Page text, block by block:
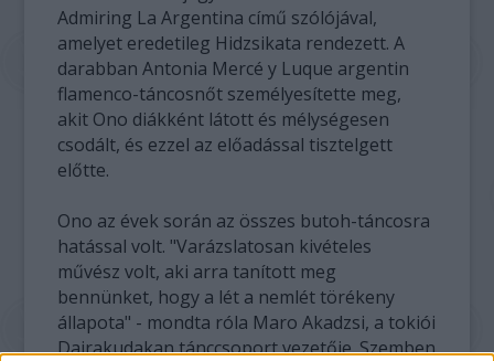
Admiring La Argentina című szólójával,
amelyet eredetileg Hidzsikata rendezett. A
darabban Antonia Mercé y Luque argentin
flamenco-táncosnőt személyesítette meg,
akit Ono diákként látott és mélységesen
csodált, és ezzel az előadással tisztelgett
előtte.
Ono az évek során az összes butoh-táncosra
hatással volt. "Varázslatosan kivételes
művész volt, aki arra tanított meg
bennünket, hogy a lét a nemlét törékeny
állapota" - mondta róla Maro Akadzsi, a tokiói
Dairakudakan tánccsoport vezetője. Szemben